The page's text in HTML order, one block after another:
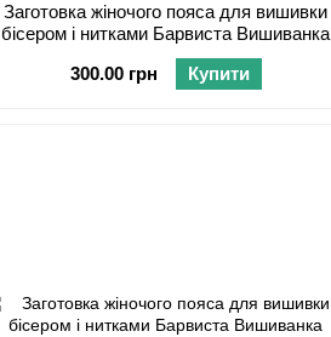
Заготовка жіночого пояса для вишивки
бісером і нитками Барвиста Вишиванка
Поділля ПС070дЧнннн
300.00 грн
Купити